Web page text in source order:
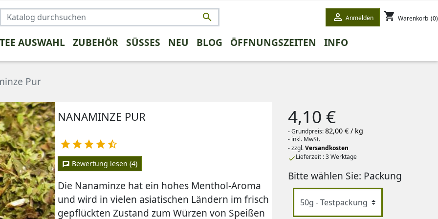
  Anmelden shopping_cart Warenkorb (0)
AUSWAHL ZUBEHÖR SÜSSES NEU BLOG ÖFFNUNGSZEITEN INFO
Pur
NANAMINZE PUR

chat Bewertung lesen (4)
Die Nanaminze hat ein hohes Menthol-Aroma
und wird in vielen asiatischen Ländern im frisch
gepflückten Zustand zum Würzen von Speißen
4,10 €
- Grundpreis:82,00 € / kg
- inkl. MwSt.
- zzgl.Versandkosten
Lieferzeit : 3 Werktage
Bitte wählen Sie: Packung